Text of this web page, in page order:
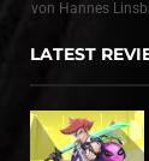
von Hannes
LATEST